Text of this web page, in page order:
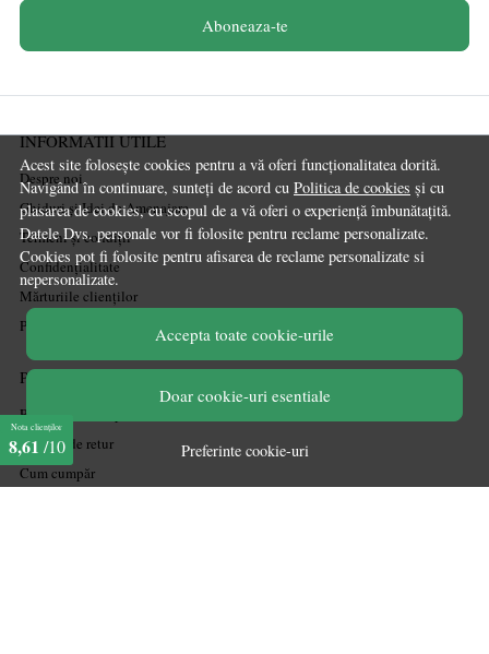
Acest site folosește cookies pentru a vă oferi funcționalitatea dorită.
Navigând în continuare, sunteți de acord cu Politica de cookies și cu
plasarea de cookies, cu scopul de a vă oferi o experiență îmbunătațită.
Datele Dvs. personale vor fi folosite pentru reclame personalizate.
Cookies pot fi folosite pentru afisarea de reclame personalizate si
nepersonalizate.
Accepta toate cookie-urile
Doar cookie-uri esentiale
Preferinte cookie-uri
Aboneaza-te
INFORMATII UTILE
Despre noi
Ghiduri și Idei de Amenajare
Termeni și condiții
Confidențialitate
Mărturiile clienților
Politica de Cookies
PLATA SI LIVRARE
Politica de transport
Politica de retur
Cum cumpăr
Nota clienților
8,61 /10